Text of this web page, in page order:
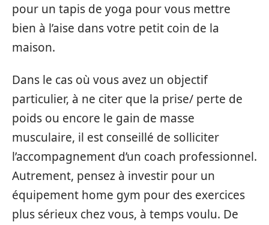
pour un tapis de yoga pour vous mettre
bien à l’aise dans votre petit coin de la
maison.
Dans le cas où vous avez un objectif
particulier, à ne citer que la prise/ perte de
poids ou encore le gain de masse
musculaire, il est conseillé de solliciter
l’accompagnement d’un coach professionnel.
Autrement, pensez à investir pour un
équipement home gym pour des exercices
plus sérieux chez vous, à temps voulu. De